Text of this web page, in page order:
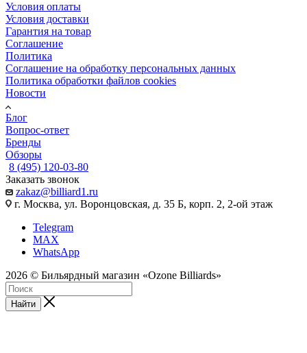
Условия оплаты
Условия доставки
Гарантия на товар
Соглашение
Политика
Соглашение на обработку персональных данных
Политика обработки файлов cookies
Новости
Блог
Вопрос-ответ
Бренды
Обзоры
8 (495) 120-03-80
Заказать звонок
zakaz@billiard1.ru
г. Москва, ул. Воронцовская, д. 35 Б, корп. 2, 2-ой этаж
Telegram
MAX
WhatsApp
2026 © Бильярдный магазин «Ozone Billiards»
Найти